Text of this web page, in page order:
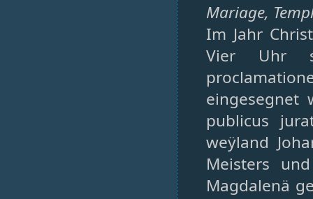
Mariage,
Im Jahr
Vier Uhr
eingesegnet
publicus
weÿland
Meisters
Magdalenä